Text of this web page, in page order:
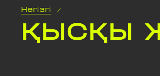
Негізгі /
ҚЫСҚЫ